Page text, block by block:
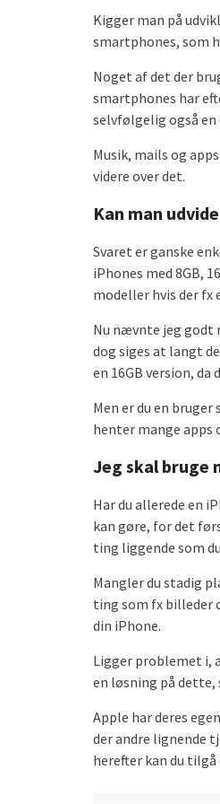
Kigger man på
smartphones, som
Noget af det der
smartphones har
selvfølgelig også en
Musik, mails og
videre over det.
Kan man
Svaret er ganske
iPhones med 8GB,
modeller hvis der fx
Nu nævnte jeg godt
dog siges at langt
en 16GB version,
Men er du en
henter mange apps
Jeg skal bruge
Har du allerede en
kan gøre, for det
ting liggende som
Mangler du stadig
ting som fx billeder
din iPhone.
Ligger problemet i,
en løsning på dette,
Apple har deres egen
der andre lignende
herefter kan du